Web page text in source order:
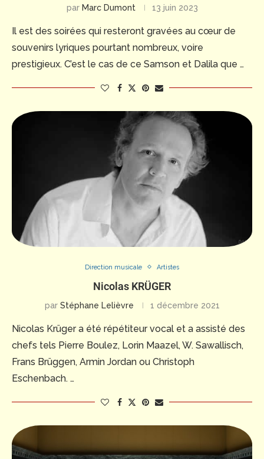
par Marc Dumont 13 juin 2023
Il est des soirées qui resteront gravées au cœur de
souvenirs lyriques pourtant nombreux, voire
prestigieux. C’est le cas de ce Samson et Dalila que …
Direction musicale Artistes
Nicolas KRÜGER
par Stéphane Lelièvre 1 décembre 2021
Nicolas Krüger a été répétiteur vocal et a assisté des
chefs tels Pierre Boulez, Lorin Maazel, W. Sawallisch,
Frans Brüggen, Armin Jordan ou Christoph
Eschenbach. …